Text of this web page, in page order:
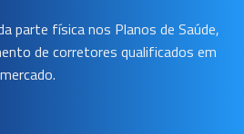
parte física nos Planos de Saúde,
de corretores qualificados em